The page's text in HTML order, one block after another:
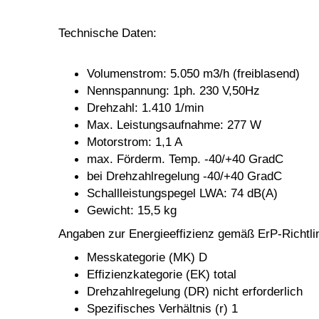
Technische Daten:
Volumenstrom: 5.050 m3/h (freiblasend)
Nennspannung: 1ph. 230 V,50Hz
Drehzahl: 1.410 1/min
Max. Leistungsaufnahme: 277 W
Motorstrom: 1,1 A
max. Förderm. Temp. -40/+40 GradC
bei Drehzahlregelung -40/+40 GradC
Schallleistungspegel LWA: 74 dB(A)
Gewicht: 15,5 kg
Angaben zur Energieeffizienz gemäß ErP-
Messkategorie (MK) D
Effizienzkategorie (EK) total
Drehzahlregelung (DR) nicht erforderlich
Spezifisches Verhältnis (r) 1